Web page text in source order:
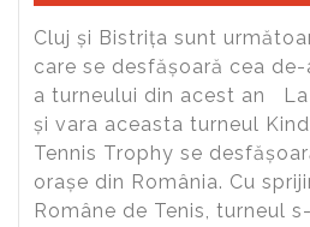
Cluj și Bistrița sunt
care se desfășoară cea
a turneului din acest an
și vara aceasta turneul
Tennis Trophy se
orașe din România. Cu
Române de Tenis, turneul